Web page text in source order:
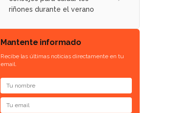
riñones durante el verano
Mantente informado
Recibe las últimas noticias directamente en tu
email.